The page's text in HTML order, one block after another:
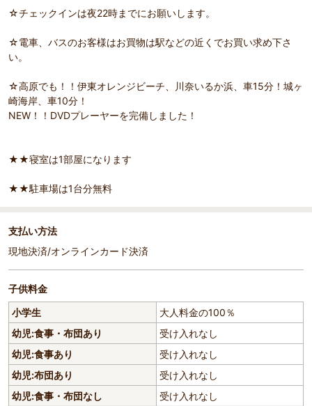
☆チェックインは夜22時までにお願いします。
☆電車、バスのお客様はお買物は駅などの近くでお買い求め下さ
い。
☆高原でも！！伊東オレンジビーチ、川奈いるか浜、車15分！城ヶ
崎海岸、車10分！
NEW！！DVDプレーヤーを完備しました！
★★寝室は1部屋になります
★★駐車場は1台分無料
支払い方法
現地決済/オンラインカード決済
子供料金
小学生
大人料金の100％
幼児:食事・布団あり
受け入れなし
幼児:食事あり
受け入れなし
幼児:布団あり
受け入れなし
幼児:食事・布団なし
受け入れなし